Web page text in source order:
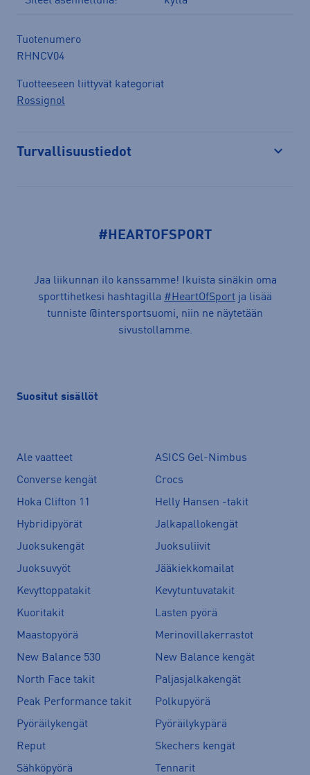
Tuotenumero
RHNCV04
Tuotteeseen liittyvät kategoriat
Rossignol
Turvallisuustiedot
#HEARTOFSPORT
Jaa liikunnan ilo kanssamme! Ikuista sinäkin oma
sporttihetkesi hashtagilla #HeartOfSport ja lisää
tunniste @intersportsuomi, niin ne näytetään
sivustollamme.
Suositut sisällöt
Ale vaatteet
ASICS Gel-Nimbus
Converse kengät
Crocs
Hoka Clifton 11
Helly Hansen -takit
Hybridipyörät
Jalkapallokengät
Juoksukengät
Juoksuliivit
Juoksuvyöt
Jääkiekkomailat
Kevyttoppatakit
Kevytuntuvatakit
Kuoritakit
Lasten pyörä
Maastopyörä
Merinovillakerrastot
New Balance 530
New Balance kengät
North Face takit
Paljasjalkakengät
Peak Performance takit
Polkupyörä
Pyöräilykengät
Pyöräilykypärä
Reput
Skechers kengät
Sähköpyörä
Tennarit